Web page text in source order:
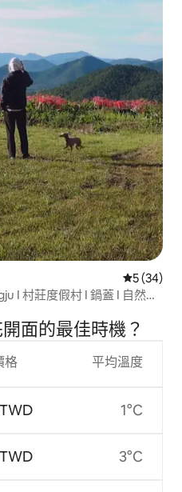
從 34 則評
5 (34)
I 村莊度假村 I 鍋蓋 I 自然景
面的最佳時機？
格 平均溫度
1°C
3°C